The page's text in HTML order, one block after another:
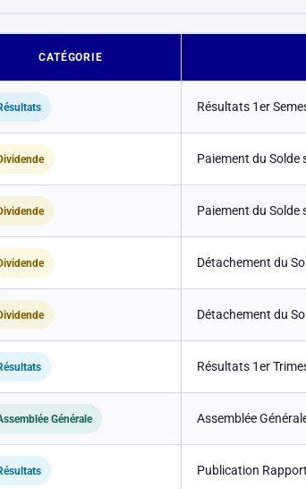
CATÉGORIE
Résultats 1er
Paiement du Solde
Paiement du Solde
Détachement du
Détachement du
Résultats 1er
Générale Assemblée
Publication